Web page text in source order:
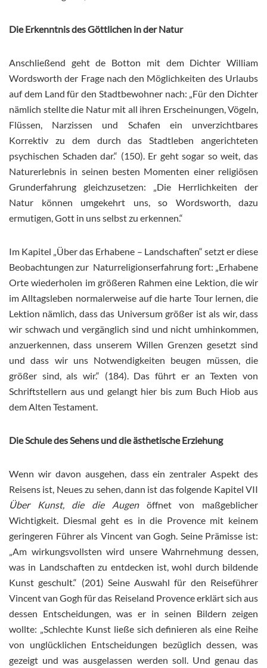
Die Erkenntnis des Göttlichen in der Natur
Anschließend geht de Botton mit dem Dichter William
Wordsworth der Frage nach den Möglichkeiten des Urlaubs
auf dem Land für den Stadtbewohner nach: „Für den Dichter
nämlich stellte die Natur mit all ihren Erscheinungen, Vögeln,
Flüssen, Narzissen und Schafen ein unverzichtbares
Korrektiv zu dem durch das Stadtleben angerichteten
psychischen Schaden dar.“ (150). Er geht sogar so weit, das
Naturerlebnis in seinen besten Momenten einer religiösen
Grunderfahrung gleichzusetzen: „Die Herrlichkeiten der
Natur können umgekehrt uns, so Wordsworth, dazu
ermutigen, Gott in uns selbst zu erkennen.“
Im Kapitel „Über das Erhabene – Landschaften“ setzt er diese
Beobachtungen zur Naturreligionserfahrung fort: „Erhabene
Orte wiederholen im größeren Rahmen eine Lektion, die wir
im Alltagsleben normalerweise auf die harte Tour lernen, die
Lektion nämlich, dass das Universum größer ist als wir, dass
wir schwach und vergänglich sind und nicht umhinkommen,
anzuerkennen, dass unserem Willen Grenzen gesetzt sind
und dass wir uns Notwendigkeiten beugen müssen, die
größer sind, als wir.“ (184). Das führt er an Texten von
Schriftstellern aus und gelangt hier bis zum Buch Hiob aus
dem Alten Testament.
Die Schule des Sehens und die ästhetische Erziehung
Wenn wir davon ausgehen, dass ein zentraler Aspekt des
Reisens ist, Neues zu sehen, dann ist das folgende Kapitel VII
Über Kunst, die die Augenöffnet von maßgeblicher
Wichtigkeit. Diesmal geht es in die Provence mit keinem
geringeren Führer als Vincent van Gogh. Seine Prämisse ist:
„Am wirkungsvollsten wird unsere Wahrnehmung dessen,
was in Landschaften zu entdecken ist, wohl durch bildende
Kunst geschult.“ (201) Seine Auswahl für den Reiseführer
Vincent van Gogh für das Reiseland Provence erklärt sich aus
dessen Entscheidungen, was er in seinen Bildern zeigen
wollte: „Schlechte Kunst ließe sich definieren als eine Reihe
von unglücklichen Entscheidungen bezüglich dessen, was
gezeigt und was ausgelassen werden soll. Und genau das